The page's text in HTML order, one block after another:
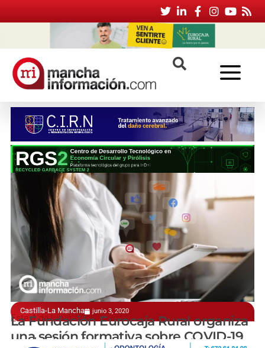
Castilla-La Mancha junio 3, 2020
Este 4 de junio
La Fundación Eurocaja Rural organiza
una sesión formativa sobre COVID-19
manchainformacion.com